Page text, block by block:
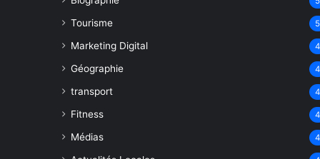
Tourisme 5
Marketing Digital 4
Géographie 4
transport 4
Fitness 4
Médias 4